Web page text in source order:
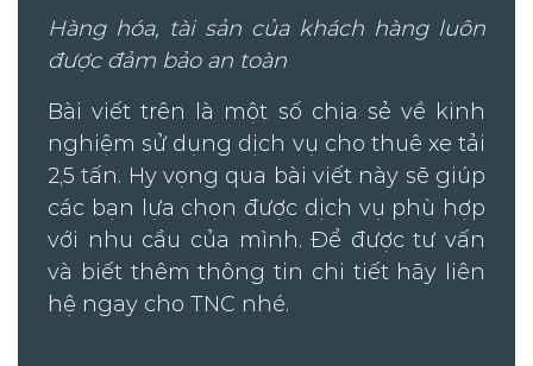
Hàng hóa, tài sản của khách hàng luôn
được đảm bảo an toàn
Bài viết trên là một số chia sẻ về kinh
nghiệm sử dụng dịch vụ cho thuê xe tải
2,5 tấn. Hy vọng qua bài viết này sẽ giúp
các bạn lựa chọn được dịch vụ phù hợp
với nhu cầu của mình. Để được tư vấn
và biết thêm thông tin chi tiết hãy liên
hệ ngay cho TNC nhé.